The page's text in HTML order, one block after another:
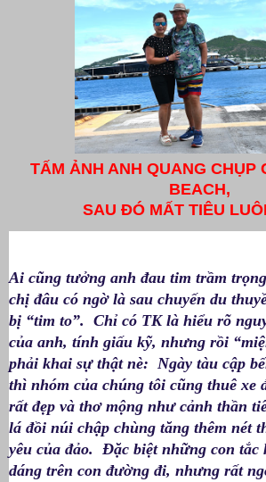
TẤM ẢNH ANH QUANG CHỤP
BEACH,
SAU ĐÓ MẤT TIÊU
Ai cũng tưởng anh đau tim trầm
chị đâu có ngờ là sau chuyến du
bị “tim to”. Chỉ có TK là hiểu rõ
của anh, tính giấu kỹ, nhưng rồi
phải khai sự thật nè: Ngày tàu cập
thì nhóm của chúng tôi cũng thuê xe
rất đẹp và thơ mộng như cảnh thần
lá đồi núi chập chùng tăng thêm nét
yêu của đảo. Đặc biệt những con tắc
dáng trên con đường đi, nhưng rất